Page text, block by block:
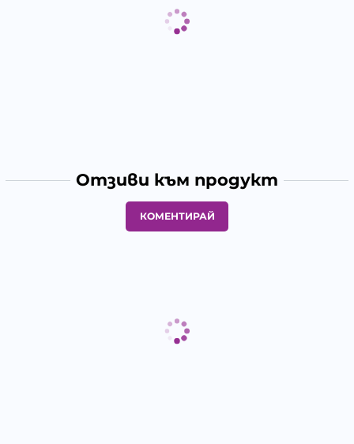
Отзиви към продукт
КОМЕНТИРАЙ